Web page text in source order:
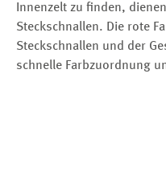
Innenzelt zu finden,
Steckschnallen. Die rote
Steckschnallen und der
schnelle Farbzuordnung